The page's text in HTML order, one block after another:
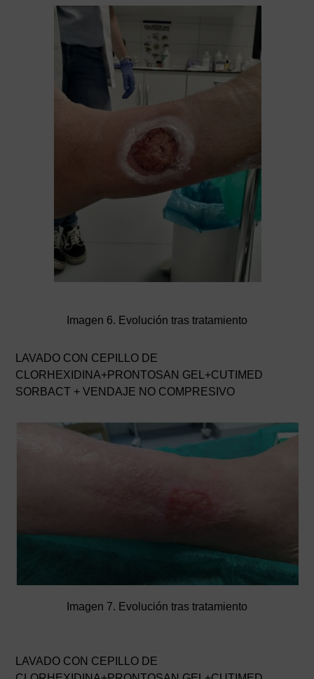
Imagen 6. Evolución tras tratamiento
LAVADO CON CEPILLO DE
CLORHEXIDINA+PRONTOSAN GEL+CUTIMED
SORBACT + VENDAJE NO COMPRESIVO
Imagen 7. Evolución tras tratamiento
LAVADO CON CEPILLO DE